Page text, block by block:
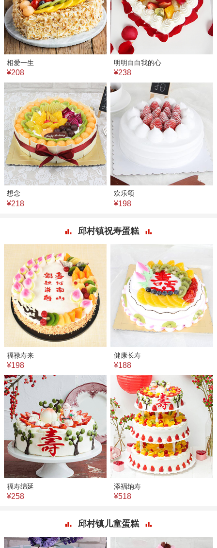
相爱一生
¥208
明明白白我的心
¥238
想念
¥218
欢乐颂
¥198
邱村镇祝寿蛋糕
福禄寿来
¥198
健康长寿
¥188
福寿绵延
¥258
添褔纳寿
¥518
邱村镇儿童蛋糕